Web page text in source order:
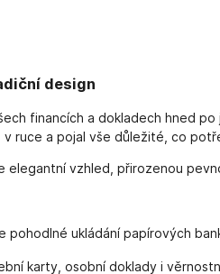
design
financích a dokladech hned
ruce a pojal vše důležité, co
elegantní vzhled, přirozenou
pohodlné ukládání papírových
karty, osobní doklady i